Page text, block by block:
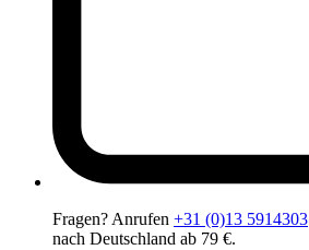
Fragen? Anrufen +31 (0)13 5914303
nach Deutschland ab 79 €.